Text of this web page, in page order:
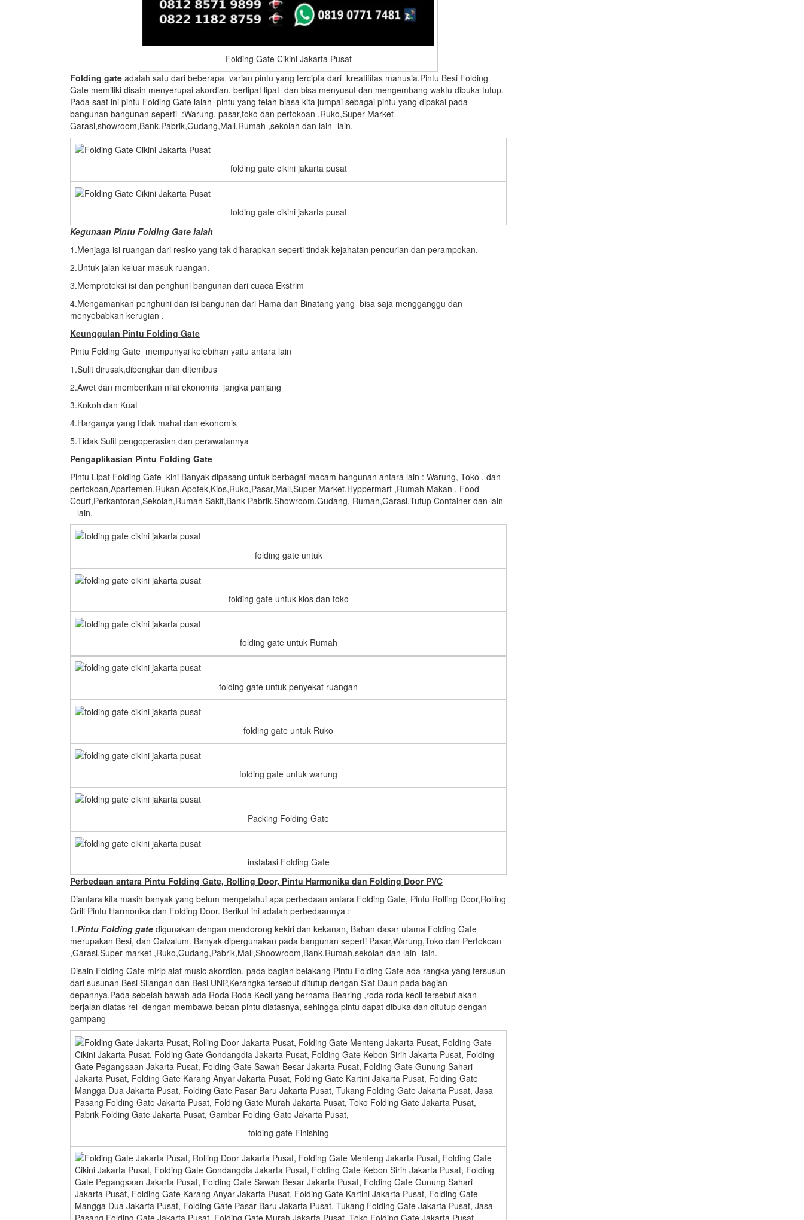
Folding Gate Cikini Jakarta Pusat
Folding gate adalah satu dari beberapa varian pintu yang tercipta dari kreatifitas manusia.Pintu Besi Folding
Gate memiliki disain menyerupai akordian, berlipat lipat dan bisa menyusut dan mengembang waktu dibuka tutup.
Pada saat ini pintu Folding Gate ialah pintu yang telah biasa kita jumpai sebagai pintu yang dipakai pada
bangunan bangunan seperti :Warung, pasar,toko dan pertokoan ,Ruko,Super Market
Garasi,showroom,Bank,Pabrik,Gudang,Mall,Rumah ,sekolah dan lain- lain.
folding gate cikini jakarta pusat
folding gate cikini jakarta pusat
Kegunaan Pintu Folding Gate ialah
1.Menjaga isi ruangan dari resiko yang tak diharapkan seperti tindak kejahatan pencurian dan perampokan.
2.Untuk jalan keluar masuk ruangan.
3.Memproteksi isi dan penghuni bangunan dari cuaca Ekstrim
4.Mengamankan penghuni dan isi bangunan dari Hama dan Binatang yang bisa saja mengganggu dan
menyebabkan kerugian .
Keunggulan Pintu Folding Gate
Pintu Folding Gate mempunyai kelebihan yaitu antara lain
1.Sulit dirusak,dibongkar dan ditembus
2.Awet dan memberikan nilai ekonomis jangka panjang
3.Kokoh dan Kuat
4.Harganya yang tidak mahal dan ekonomis
5.Tidak Sulit pengoperasian dan perawatannya
Pengaplikasian Pintu Folding Gate
Pintu Lipat Folding Gate kini Banyak dipasang untuk berbagai macam bangunan antara lain : Warung, Toko , dan
pertokoan,Apartemen,Rukan,Apotek,Kios,Ruko,Pasar,Mall,Super Market,Hyppermart ,Rumah Makan , Food
Court,Perkantoran,Sekolah,Rumah Sakit,Bank Pabrik,Showroom,Gudang, Rumah,Garasi,Tutup Container dan lain
– lain.
folding gate untuk
folding gate untuk kios dan toko
folding gate untuk Rumah
folding gate untuk penyekat ruangan
folding gate untuk Ruko
folding gate untuk warung
Packing Folding Gate
instalasi Folding Gate
Perbedaan antara Pintu Folding Gate, Rolling Door, Pintu Harmonika dan Folding Door PVC
Diantara kita masih banyak yang belum mengetahui apa perbedaan antara Folding Gate, Pintu Rolling Door,Rolling
Grill Pintu Harmonika dan Folding Door. Berikut ini adalah perbedaannya :
1.Pintu Folding gate digunakan dengan mendorong kekiri dan kekanan, Bahan dasar utama Folding Gate
merupakan Besi, dan Galvalum. Banyak dipergunakan pada bangunan seperti Pasar,Warung,Toko dan Pertokoan
,Garasi,Super market ,Ruko,Gudang,Pabrik,Mall,Shoowroom,Bank,Rumah,sekolah dan lain- lain.
Disain Folding Gate mirip alat music akordion, pada bagian belakang Pintu Folding Gate ada rangka yang tersusun
dari susunan Besi Silangan dan Besi UNP,Kerangka tersebut ditutup dengan Slat Daun pada bagian
depannya.Pada sebelah bawah ada Roda Roda Kecil yang bernama Bearing ,roda roda kecil tersebut akan
berjalan diatas rel dengan membawa beban pintu diatasnya, sehingga pintu dapat dibuka dan ditutup dengan
gampang
folding gate Finishing